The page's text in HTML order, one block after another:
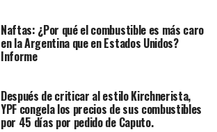
Naftas: ¿Por qué el combustible es más caro
en la Argentina que en Estados Unidos?
Informe
Después de criticar al estilo Kirchnerista,
YPF congela los precios de sus combustibles
por 45 días por pedido de Caputo.